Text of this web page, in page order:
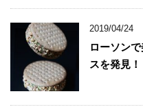
2019/04/24
ローソン
スを発見！